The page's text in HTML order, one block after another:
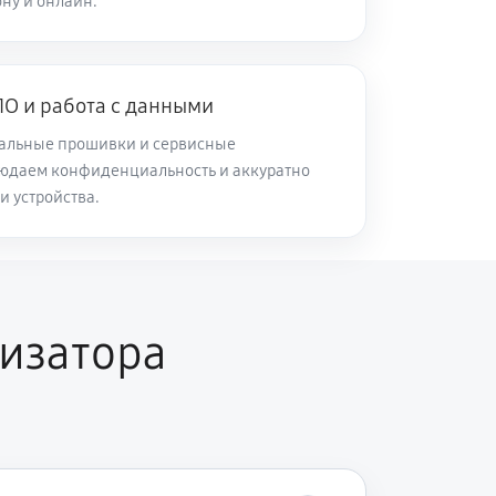
120 минут
60 минут Заказать
и работа с данными
прошивки и сервисные
конфиденциальность и аккуратно
устройства.